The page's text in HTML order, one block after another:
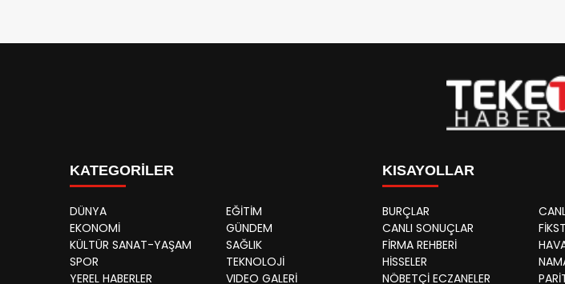
KATEGORİLER
DÜNYA
EĞİTİM
EKONOMİ
GÜNDEM
KÜLTÜR SANAT-YAŞAM
SAĞLIK
SPOR
TEKNOLOJİ
YEREL HABERLER
VIDEO GALERİ
KISAYOLLAR
BURÇLAR
CANLI SONUÇLAR
FİRMA REHBERİ
HİSSELER
NÖBETÇİ ECZANELER